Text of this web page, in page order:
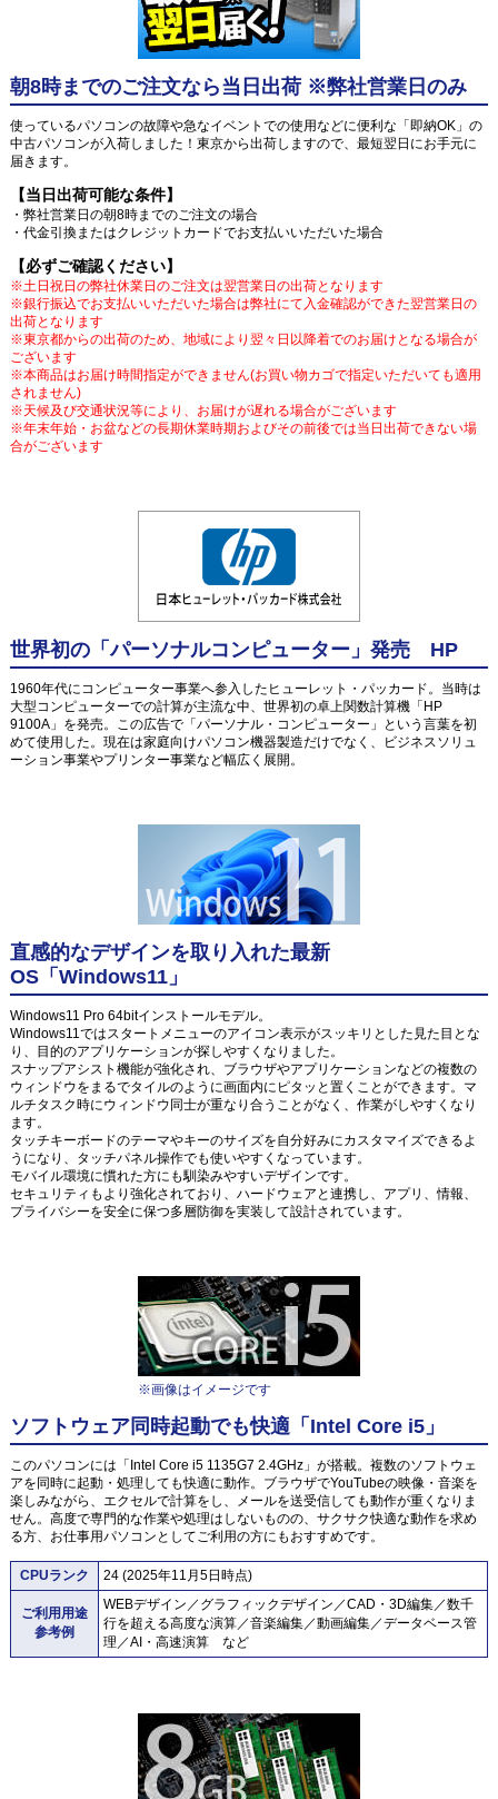
朝8時までのご注文なら当日出荷 ※弊社営業日のみ
使っているパソコンの故障や急なイベントでの使用などに便利な「即納OK」の
中古パソコンが入荷しました！東京から出荷しますので、最短翌日にお手元に
届きます。
【当日出荷可能な条件】
・弊社営業日の朝8時までのご注文の場合
・代金引換またはクレジットカードでお支払いいただいた場合
【必ずご確認ください】
※土日祝日の弊社休業日のご注文は翌営業日の出荷となります
※銀行振込でお支払いいただいた場合は弊社にて入金確認ができた翌営業日の
出荷となります
※東京都からの出荷のため、地域により翌々日以降着でのお届けとなる場合が
ございます
※本商品はお届け時間指定ができません(お買い物カゴで指定いただいても適用
されません)
※天候及び交通状況等により、お届けが遅れる場合がございます
※年末年始・お盆などの長期休業時期およびその前後では当日出荷できない場
合がございます
世界初の「パーソナルコンピューター」発売 HP
1960年代にコンピューター事業へ参入したヒューレット・パッカード。当時は
大型コンピューターでの計算が主流な中、世界初の卓上関数計算機「HP
9100A」を発売。この広告で「パーソナル・コンピューター」という言葉を初
めて使用した。現在は家庭向けパソコン機器製造だけでなく、ビジネスソリュ
ーション事業やプリンター事業など幅広く展開。
直感的なデザインを取り入れた最新
OS「Windows11」
Windows11 Pro 64bitインストールモデル。
Windows11ではスタートメニューのアイコン表示がスッキリとした見た目とな
り、目的のアプリケーションが探しやすくなりました。
スナップアシスト機能が強化され、ブラウザやアプリケーションなどの複数の
ウィンドウをまるでタイルのように画面内にピタッと置くことができます。マ
ルチタスク時にウィンドウ同士が重なり合うことがなく、作業がしやすくなり
ます。
タッチキーボードのテーマやキーのサイズを自分好みにカスタマイズできるよ
うになり、タッチパネル操作でも使いやすくなっています。
モバイル環境に慣れた方にも馴染みやすいデザインです。
セキュリティもより強化されており、ハードウェアと連携し、アプリ、情報、
プライバシーを安全に保つ多層防御を実装して設計されています。
※画像はイメージです
ソフトウェア同時起動でも快適「Intel Core i5」
このパソコンには「Intel Core i5 1135G7 2.4GHz」が搭載。複数のソフトウェ
アを同時に起動・処理しても快適に動作。ブラウザでYouTubeの映像・音楽を
楽しみながら、エクセルで計算をし、メールを送受信しても動作が重くなりま
せん。高度で専門的な作業や処理はしないものの、サクサク快適な動作を求め
る方、お仕事用パソコンとしてご利用の方にもおすすめです。
CPUランク 24 (2025年11月5日時点)
ご利用用途
参考例
WEBデザイン／グラフィックデザイン／CAD・3D編集／数千
行を超える高度な演算／音楽編集／動画編集／データベース管
理／AI・高速演算 など